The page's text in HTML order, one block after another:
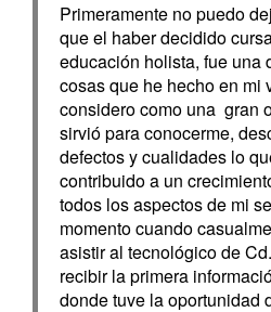
Primeramente no puedo
que el haber decidido
educación holista, fue una
cosas que he hecho en mi
considero como una gran
sirvió para conocerme,
defectos y cualidades lo
contribuido a un
todos los aspectos de mi
momento cuando
asistir al tecnológico de
recibir la primera
donde tuve la oportunidad